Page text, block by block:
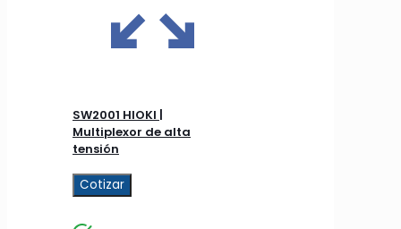
SW2001 HIOKI |
Multiplexor de alta
tensión
Cotizar